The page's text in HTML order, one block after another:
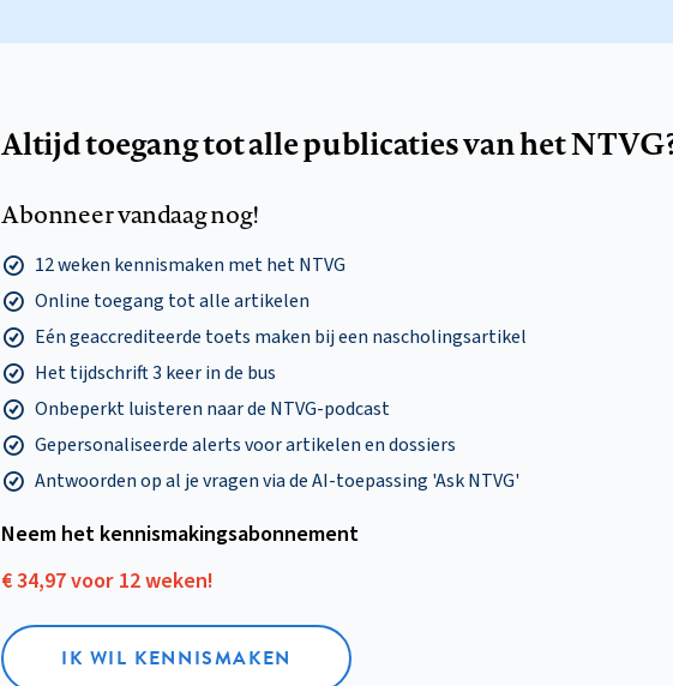
Altijd toegang tot alle publicaties van het
Abonneer vandaag nog!
12 weken kennismaken met het NTVG
Online toegang tot alle artikelen
Eén geaccrediteerde toets maken bij een nascholingsartikel
Het tijdschrift 3 keer in de bus
Onbeperkt luisteren naar de NTVG-podcast
Gepersonaliseerde alerts voor artikelen en dossiers
Antwoorden op al je vragen via de AI-toepassing 'Ask NTVG'
Neem het kennismakings­abonnement
€ 34,97 voor 12 weken!
IK WIL KENNISMAKEN